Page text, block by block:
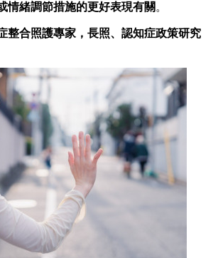
情緒調節措施的更好表現有關 。
整合照護專家，長照、認知症政策研究